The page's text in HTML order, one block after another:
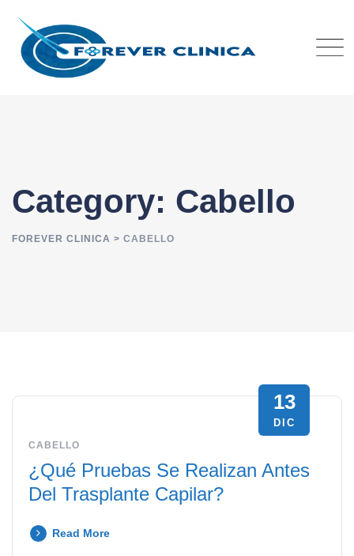
content
Category: Cabello
FOREVER CLINICA > CABELLO
13
DIC
CABELLO
¿Qué Pruebas Se Realizan Antes
Del Trasplante Capilar?
Read More